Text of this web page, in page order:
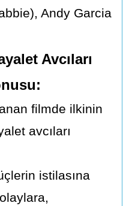
Andy Garcia
Avcıları
filmde ilkinin
avcıları
istilasına